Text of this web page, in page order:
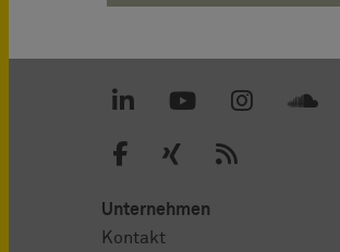
Unternehmen
Kontakt